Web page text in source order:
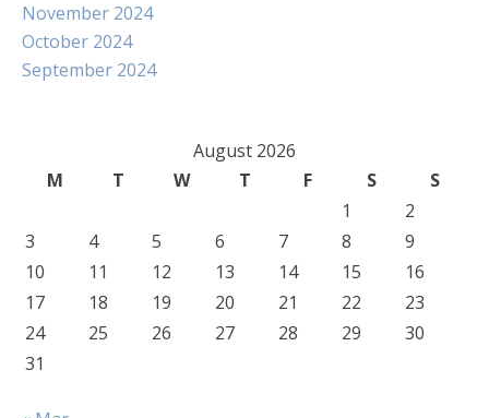
November 2024
October 2024
September 2024
August 2026
M
T W T F S
S
1
2
3
4 5 6 7 8
9
10
11 12 13 14 15
16
17
18 19 20 21 22
23
24
25 26 27 28 29
30
31